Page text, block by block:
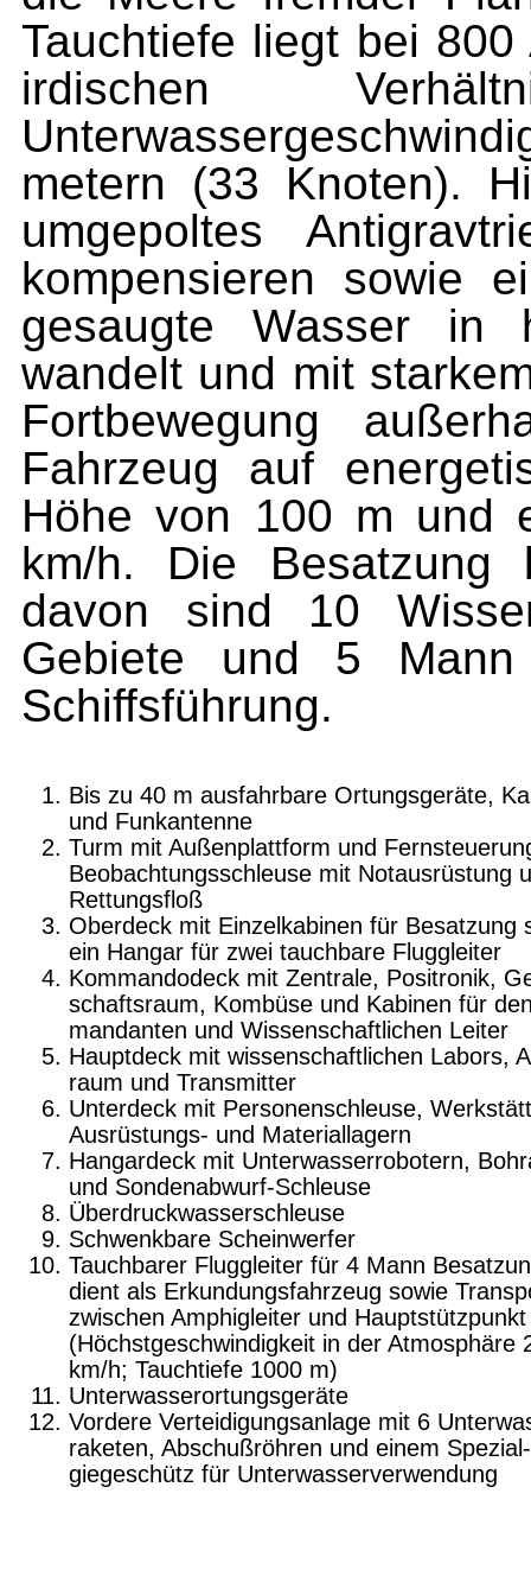
Tauchtiefe liegt bei
irdischen
metern (33 Knoten).
umgepoltes
kompensieren sowie
gesaugte Wasser in
wandelt und mit
Fortbewegung
Fahrzeug auf
Höhe von 100 m und
km/h. Die
davon sind 10
Gebiete und 5
Schiffsführung.
Bis zu 40 m ausfahrbare Ortungsgeräte,
und Funkantenne
Turm mit Außenplattform und
Beobachtungsschleuse mit Notausrüstung
Rettungsfloß
Oberdeck mit Einzelkabinen für Besatzung
ein Hangar für zwei tauchbare Fluggleiter
Kommandodeck mit Zentrale, Positronik,
schaftsraum, Kombüse und Kabinen für
mandanten und Wissenschaftlichen Leiter
Hauptdeck mit wissenschaftlichen Labors,
raum und Transmitter
Unterdeck mit Personenschleuse,
Ausrüstungs- und Materiallagern
Hangardeck mit Unterwasserrobotern,
und Sondenabwurf-Schleuse
Überdruckwasserschleuse
Schwenkbare Scheinwerfer
Tauchbarer Fluggleiter für 4 Mann
dient als Erkundungsfahrzeug sowie
zwischen Amphigleiter und Hauptstützpunkt
(Höchstgeschwindigkeit in der Atmosphäre
km/h; Tauchtiefe 1000 m)
Unterwasserortungsgeräte
Vordere Verteidigungsanlage mit 6
raketen, Abschußröhren und einem
giegeschütz für Unterwasserverwendung